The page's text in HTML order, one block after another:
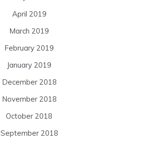
April 2019
March 2019
February 2019
January 2019
December 2018
November 2018
October 2018
September 2018